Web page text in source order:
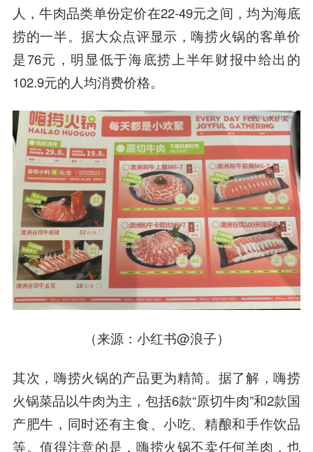
人，牛肉品类单份定价在22-49元之间，均为海底
捞的一半。据大众点评显示，嗨捞火锅的客单价
是76元，明显低于海底捞上半年财报中给出的
102.9元的人均消费价格。
（来源：小红书@浪子）
其次，嗨捞火锅的产品更为精简。据了解，嗨捞
火锅菜品以牛肉为主，包括6款“原切牛肉”和2款国
产肥牛，同时还有主食、小吃、精酿和手作饮品
等。值得注意的是，嗨捞火锅不卖任何羊肉，也